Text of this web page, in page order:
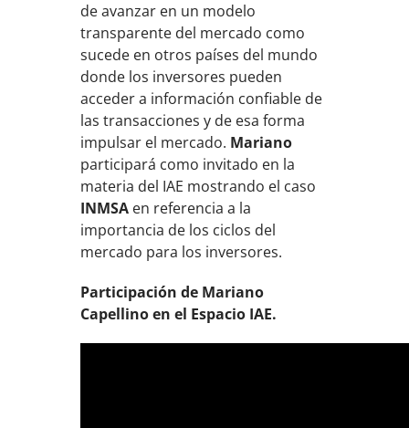
de avanzar en un modelo
transparente del mercado como
sucede en otros países del mundo
donde los inversores pueden
acceder a información confiable de
las transacciones y de esa forma
impulsar el mercado. Mariano
participará como invitado en la
materia del IAE mostrando el caso
INMSA en referencia a la
importancia de los ciclos del
mercado para los inversores.
Participación de Mariano
Capellino en el Espacio IAE.